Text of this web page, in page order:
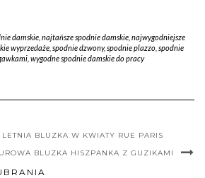
damskie, najtańsze spodnie damskie, najwygodniejsze
wyprzedaże spodnie dzwony,spodnie plazzo spodnie
wygodne spodnie damskie do pracy
BLUZKA W KWIATY RUE PARIS
BLUZKA HISZPANKA Z GUZIKAMI